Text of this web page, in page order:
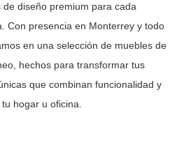
de diseño premium para cada
Con presencia en Monterrey y todo
en una selección de muebles de
hechos para transformar tus
que combinan funcionalidad y
hogar u oficina.